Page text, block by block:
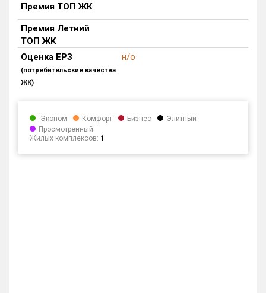
Квартир, апартаментов,
блоков в БД
0 из 14 140
Премия ТОП ЖК
Премия Летний
ТОП ЖК
Оценка ЕРЗ
(потребительские качества
ЖК)
н/о
Эконом Комфорт Бизнес
Элитный
Просмотренный
Жилых комплексов: 1